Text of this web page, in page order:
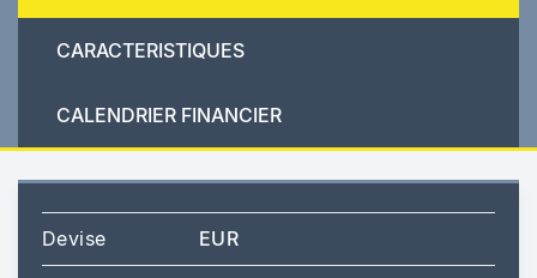
CARACTERISTIQUES
CALENDRIER FINANCIER
Devise EUR